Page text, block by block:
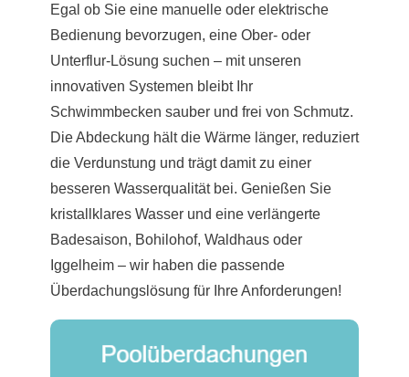
Egal ob Sie eine manuelle oder elektrische
Bedienung bevorzugen, eine Ober- oder
Unterflur-Lösung suchen – mit unseren
innovativen Systemen bleibt Ihr
Schwimmbecken sauber und frei von Schmutz.
Die Abdeckung hält die Wärme länger, reduziert
die Verdunstung und trägt damit zu einer
besseren Wasserqualität bei. Genießen Sie
kristallklares Wasser und eine verlängerte
Badesaison, Bohilohof, Waldhaus oder
Iggelheim – wir haben die passende
Überdachungslösung für Ihre Anforderungen!